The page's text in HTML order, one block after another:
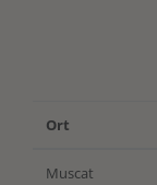
Ort
Muscat